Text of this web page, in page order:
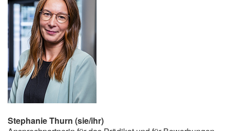
Stephanie Thurn (sie/ihr)